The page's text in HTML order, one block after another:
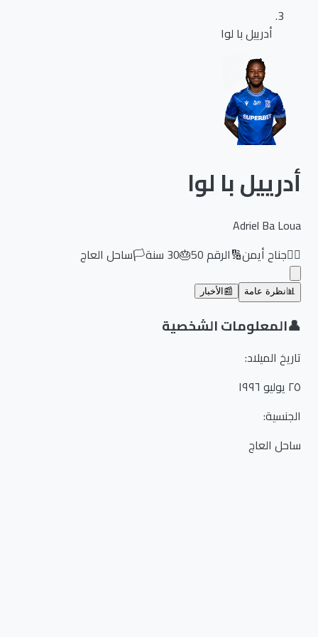
أدرييل با لوا
أدرييل با لوا
Adriel Ba Loua
جناح أيمن🔢الرقم50
🎂
30سنة🏳️ساحل العاج
نظرة عامة 📰 الأخبار
المعلومات الشخصية
تاريخ الميلاد:
الجنسية:
ساحل العاج